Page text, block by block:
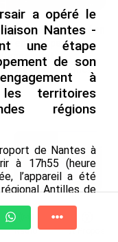
le Guadeloupéen
entend participer
des Outre-mer
2026
Radio A Propos
a opéré le
Nantes -
une étape
de son
à
les territoires
régions
de Nantes à
à 17h55 (heure
l’appareil a été
Antilles de
Pôle Caraïbes, et
du Comité du